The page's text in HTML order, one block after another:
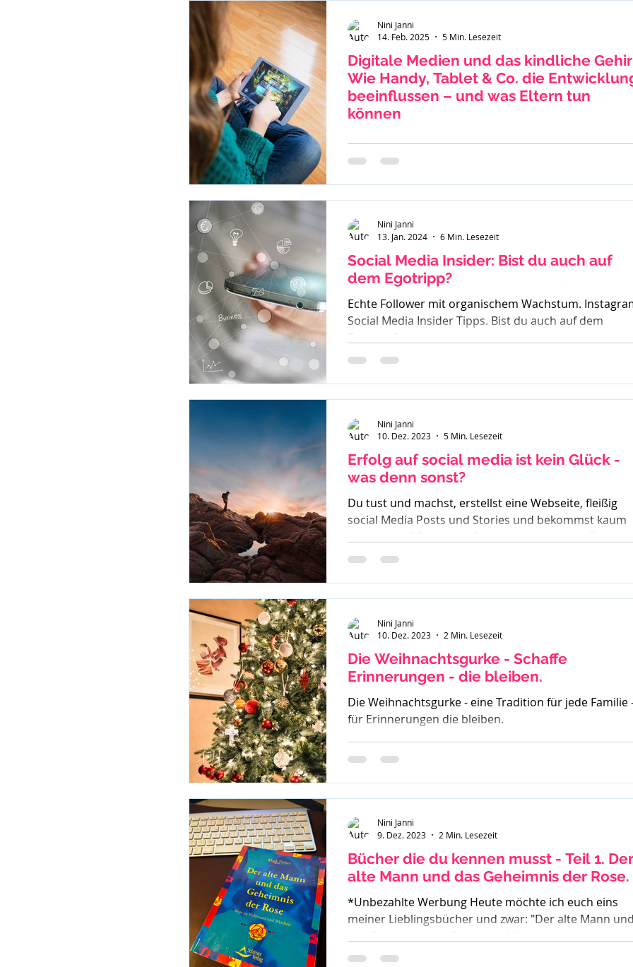
Digitale Medien und das kindliche
Wie Handy, Tablet & Co. die
beeinflussen – und was Eltern tun
können
Spielen ist für Kinder und Jugendliche im Alter von 8 bis
Nini Janni
14. Feb. 2025
5 Min. Lesezeit
Social Media Insider: Bist du auch auf
dem Egotripp?
Echte Follower mit organischem Wachstum.
Social Media Insider Tipps. Bist du auch auf dem
Egotripp?
Nini Janni
13. Jan. 2024
6 Min. Lesezeit
Erfolg auf social media ist kein Glück -
was denn sonst?
Du tust und machst, erstellst eine Webseite, fleißig
social Media Posts und Stories und bekommst kaum
likes zurück? Du bist in Gruppen aktiv, drehst Reels
der Erfolg bleibt aus. So langsam weißt du nicht mehr
investierst du und wenn du besonders überzeugt von
nicht. Du weißt in dir drin - ich kann richtig was, ich
habe eine Botschaft aber scheinbar hört sie Niemand
oder
Nini Janni
10. Dez. 2023
5 Min. Lesezeit
Die Weihnachtsgurke - Schaffe
Erinnerungen - die bleiben.
Die Weihnachtsgurke - eine Tradition für jede Familie
für Erinnerungen die bleiben.
Nini Janni
10. Dez. 2023
2 Min. Lesezeit
Bücher die du kennen musst - Teil 1. Der
alte Mann und das Geheimnis der Rose.
*Unbezahlte Werbung Heute möchte ich euch eins
meiner Lieblingsbücher und zwar: "Der alte Mann und
das Geheimnis der Rose" von Mark...
Nini Janni
9. Dez. 2023
2 Min. Lesezeit